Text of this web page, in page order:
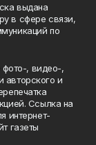
выдана
в сфере связи,
по
фото-, видео-,
авторского и
Ссылка на
интернет-
газеты